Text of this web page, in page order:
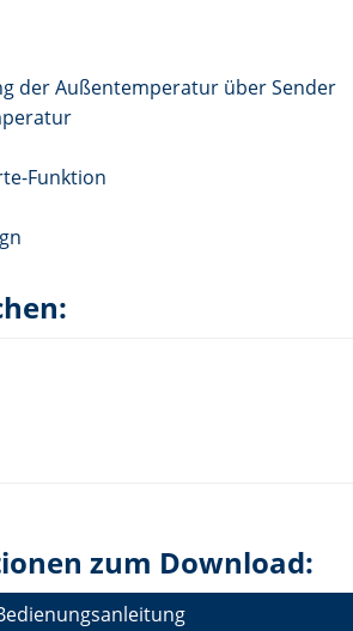
der Außentemperatur über Sender
Funktion
zum Download: